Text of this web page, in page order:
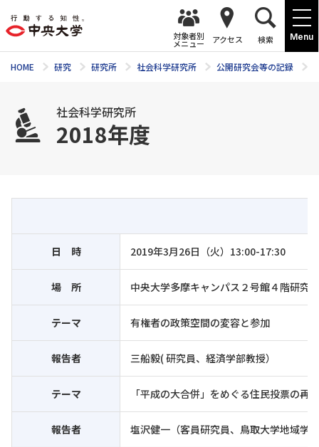
Menu
対象者別
メニュー アクセス 検索
HOME 研究 研究所 社会科学研究所 公開研究会等の記録
社会科学研究所
2018年度
日 時 2019年3月26日（火）13:00-17:30
場 所 中央大学多摩キャンパス２号館４階研究
テーマ 有権者の政策空間の変容と参加
報告者 三船毅( 研究員、経済学部教授）
テーマ 「平成の大合併」をめぐる住民投票の
報告者 塩沢健一（客員研究員、鳥取大学地域学